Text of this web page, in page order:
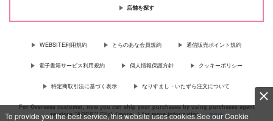
To provide you the best service, this website uses cookies.See our Cookie
作品詳細 作品詳細
店舗を探す
WEBSITE利用規約 とらのあな会員規約 通信販売ポイント規約
電子書籍サービス利用規約 個人情報保護方針 クッキーポリシー
特定商取引法に基づく表示 なりすまし・いたずら注文について
For Overseas customer, now you can ship your purchases by using purchases agent
services “AOCS”! Click {more…} for more information …more